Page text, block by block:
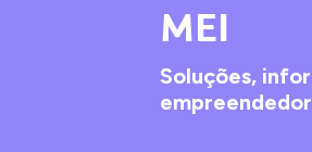
MEI
Soluções,